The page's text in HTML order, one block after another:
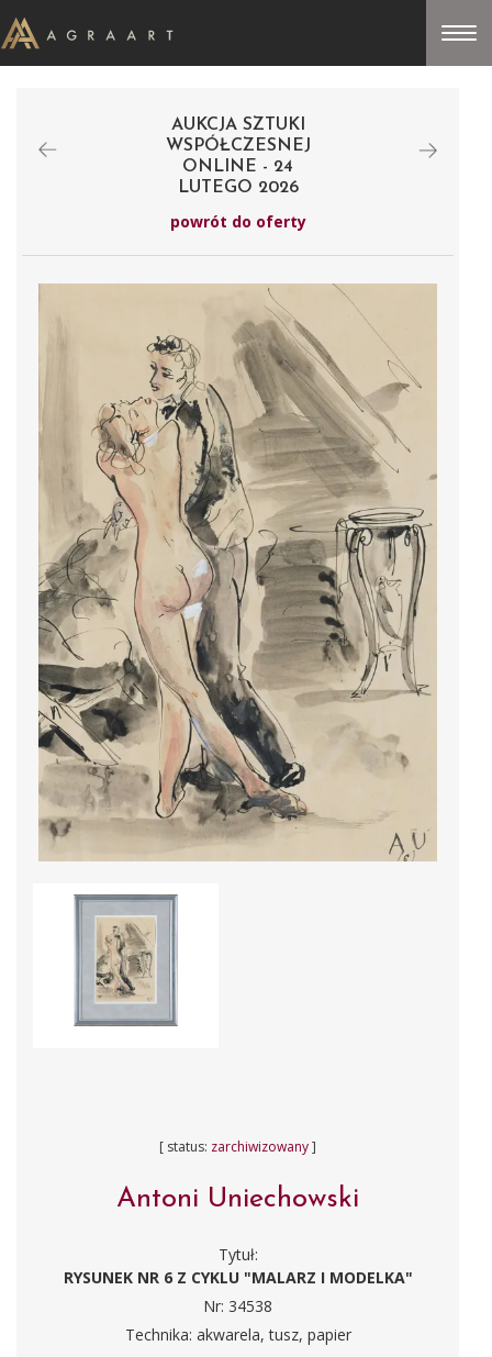
AUKCJA SZTUKI
WSPÓŁCZESNEJ
ONLINE - 24
LUTEGO 2026
powrót do oferty
[ status: zarchiwizowany]
Antoni Uniechowski
Tytuł:
RYSUNEK NR 6 Z CYKLU "MALARZ I MODELKA"
Nr: 34538
Technika: akwarela, tusz, papier